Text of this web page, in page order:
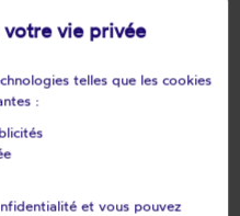
Le tremblay-sur-mauldre
Les clayes-sous-bois
Les loges-en-josas
Les mureaux
Lommoye
votre vie privée
telles que les cookies
:
et vous pouvez